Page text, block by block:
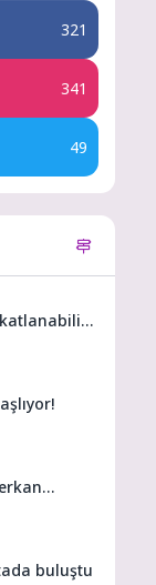
321
341
49
katlanabilir
buluştu